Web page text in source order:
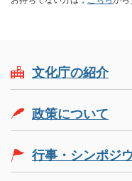
文化庁の紹介
政策について
行事・シンポジ